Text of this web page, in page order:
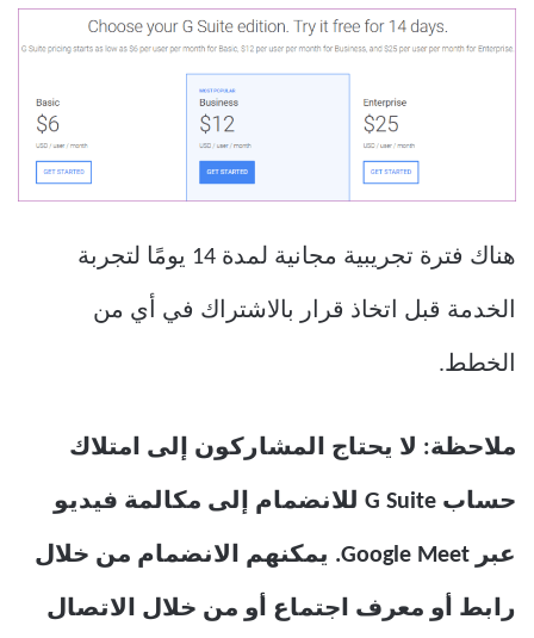
هناك فترة تجريبية مجانية لمدة 14 يومًا لتجربة
الخدمة قبل اتخاذ قرار بالاشتراك في أي من
الخطط.
ملاحظة: لا يحتاج المشاركون إلى امتلاك
حساب G Suite للانضمام إلى مكالمة فيديو
عبر Google Meet. يمكنهم الانضمام من خلال
رابط أو معرف اجتماع أو من خلال الاتصال